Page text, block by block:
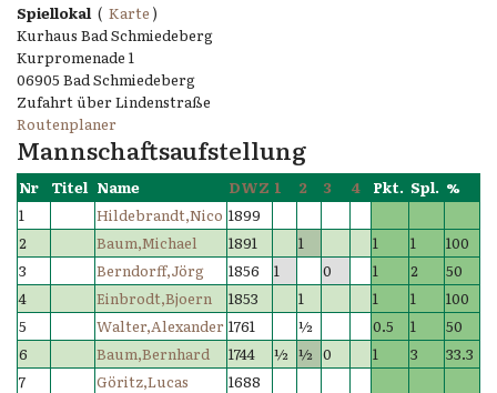
Spiellokal( Karte )
Kurhaus Bad Schmiedeberg
Kurpromenade 1
06905 Bad Schmiedeberg
Zufahrt über Lindenstraße
Routenplaner
Mannschaftsaufstellung
Nr Titel Name DWZ 1 2 3 4 Pkt. Spl. %
1
Hildebrandt,Nico 1899
2
Baum,Michael 1891 1 1 1
100
3
Berndorff,Jörg 1856 1 0 1 2
50
4
Einbrodt,Bjoern 1853 1 1 1
100
5
Walter,Alexander 1761 ½ 0.5 1
50
6
Baum,Bernhard 1744 ½ ½ 0 1 3
33.3
7
Göritz,Lucas
1688